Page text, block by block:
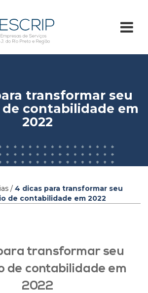
transformar seu
contabilidade em
2022
/ 4 dicas para transformar seu
de contabilidade em 2022
transformar seu
de contabilidade em
2022